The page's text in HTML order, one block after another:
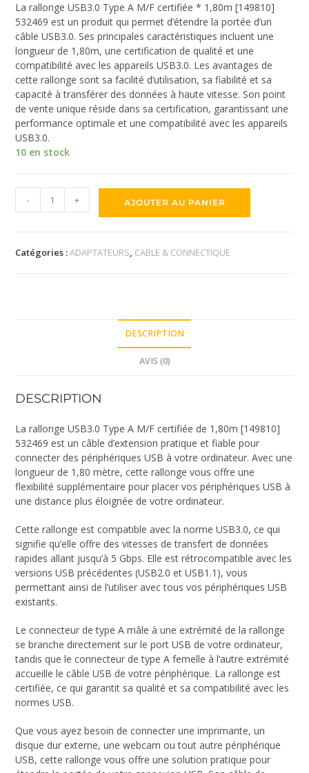
La rallonge USB3.0 Type A M/F certifiée * 1,80m [149810]
532469 est un produit qui permet d’étendre la portée d’un
câble USB3.0. Ses principales caractéristiques incluent une
longueur de 1,80m, une certification de qualité et une
compatibilité avec les appareils USB3.0. Les avantages de
cette rallonge sont sa facilité d’utilisation, sa fiabilité et sa
capacité à transférer des données à haute vitesse. Son point
de vente unique réside dans sa certification, garantissant une
performance optimale et une compatibilité avec les appareils
USB3.0.
10 en stock
- + AJOUTER AU PANIER
Catégories :ADAPTATEURS, CABLE & CONNECTIQUE
DESCRIPTION
AVIS (0)
DESCRIPTION
La rallonge USB3.0 Type A M/F certifiée de 1,80m [149810]
532469 est un câble d’extension pratique et fiable pour
connecter des périphériques USB à votre ordinateur. Avec une
longueur de 1,80 mètre, cette rallonge vous offre une
flexibilité supplémentaire pour placer vos périphériques USB à
une distance plus éloignée de votre ordinateur.
Cette rallonge est compatible avec la norme USB3.0, ce qui
signifie qu’elle offre des vitesses de transfert de données
rapides allant jusqu’à 5 Gbps. Elle est rétrocompatible avec les
versions USB précédentes (USB2.0 et USB1.1), vous
permettant ainsi de l’utiliser avec tous vos périphériques USB
existants.
Le connecteur de type A mâle à une extrémité de la rallonge
se branche directement sur le port USB de votre ordinateur,
tandis que le connecteur de type A femelle à l’autre extrémité
accueille le câble USB de votre périphérique. La rallonge est
certifiée, ce qui garantit sa qualité et sa compatibilité avec les
normes USB.
Que vous ayez besoin de connecter une imprimante, un
disque dur externe, une webcam ou tout autre périphérique
USB, cette rallonge vous offre une solution pratique pour